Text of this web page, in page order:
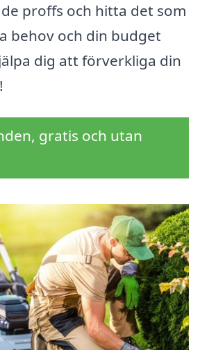
proffs och hitta det som
behov och din budget
dig att förverkliga din
gratis och utan